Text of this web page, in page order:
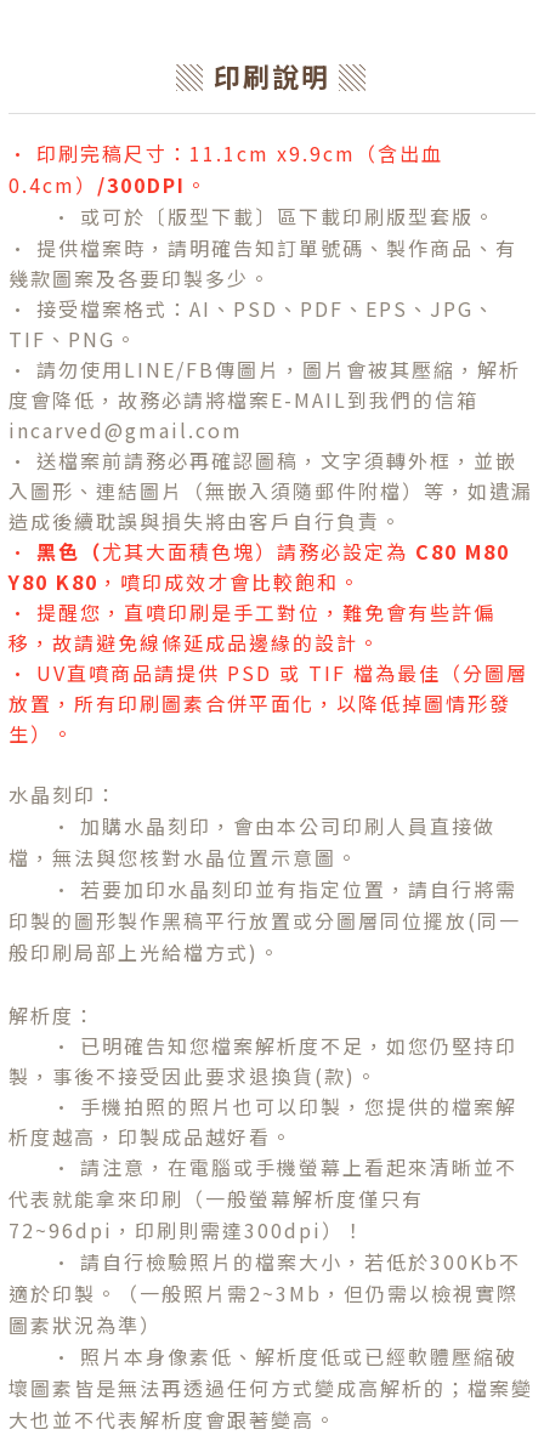
▒ 印刷說明 ▒
• 印刷完稿尺寸：11.1cm x9.9cm（含出血
0.4cm） /300DPI 。
• 或可於〔版型下載〕區下載印刷版型套版 。
•
提供檔案時，請明確告知訂單號碼、製作商品、有
幾款圖案及各要印製多少。
• 接受檔案格式：AI、PSD、PDF、EPS、JPG、
TIF、PNG。
• 請勿使用LINE/FB傳圖片，圖片會被其壓縮，解析
度會降低，故務必請將檔案E-MAIL到我們的信箱
incarved@gmail.com
• 送檔案前請務必再確認圖稿，文字須轉外框，並嵌
入圖形、連結圖片（無嵌入須隨郵件附檔）等，如遺漏
造成後續耽誤與損失將由客戶自行負責。
• 黑色（尤其大面積色塊）請務必設定為 C80 M80
Y80 K80 ，噴印成效才會比較飽和。
• 提醒您，直噴印刷是手工對位，難免會有些許偏
移，故請避免線條延成品邊緣的設計。
• UV直噴商品請提供 PSD 或 TIF 檔為最佳（分圖層
放置，所有印刷圖素合併平面化，以降低掉圖情形發
生）。
水晶刻印：
• 加購水晶刻印，會由本公司印刷人員直接做
檔，無法與您核對水晶位置示意圖。
• 若要加印水晶刻印並有指定位置，請自行將需
印製的圖形製作黑稿平行放置或分圖層同位擺放(同一
般印刷局部上光給檔方式)。
解析度：
• 已明確告知您檔案解析度不足，如您仍堅持印
製，事後不接受因此要求退換貨(款)。
• 手機拍照的照片也可以印製，您提供的檔案解
析度越高，印製成品越好看。
• 請注意，在電腦或手機螢幕上看起來清晰並不
代表就能拿來印刷（一般螢幕解析度僅只有
72~96dpi，印刷則需達300dpi）！
• 請自行檢驗照片的檔案大小，若低於300Kb不
適於印製。（一般照片需2~3Mb，但仍需以檢視實際
圖素狀況為準）
• 照片本身像素低、解析度低或已經軟體壓縮破
壞圖素皆是無法再透過任何方式變成高解析的；檔案變
大也並不代表解析度會跟著變高。